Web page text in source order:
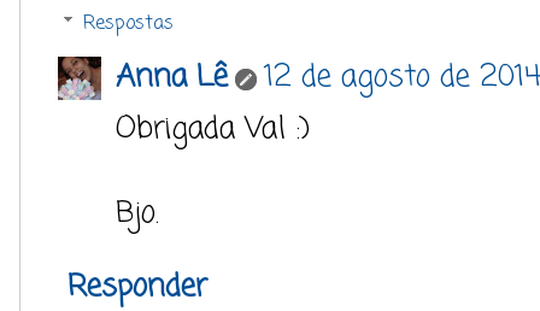
Respostas
Anna Lê
12 de agosto de
Obrigada Val :)
Bjo.
Responder